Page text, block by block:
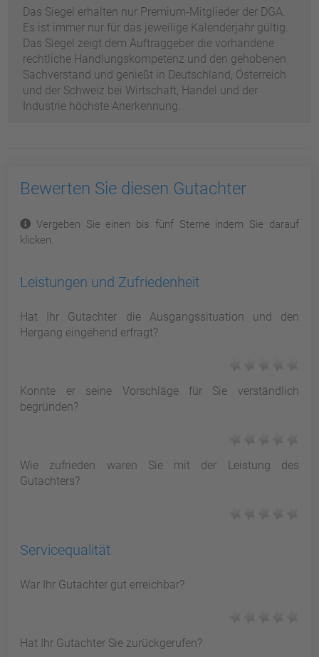
Das Siegel erhalten nur Premium-Mitglieder der DGA.
Es ist immer nur für das jeweilige Kalenderjahr gültig.
Das Siegel zeigt dem Auftraggeber die vorhandene
rechtliche Handlungskompetenz und den gehobenen
Sachverstand und genießt in Deutschland, Österreich
und der Schweiz bei Wirtschaft, Handel und der
Industrie höchste Anerkennung.
Bewerten Sie diesen Gutachter
Vergeben Sie einen bis fünf Sterne indem Sie darauf
klicken.
Leistungen und Zufriedenheit
Hat Ihr Gutachter die Ausgangssituation und den
Hergang eingehend erfragt?
Konnte er seine Vorschläge für Sie verständlich
begründen?
Wie zufrieden waren Sie mit der Leistung des
Gutachters?
Servicequalität
War Ihr Gutachter gut erreichbar?
Hat Ihr Gutachter Sie zurückgerufen?